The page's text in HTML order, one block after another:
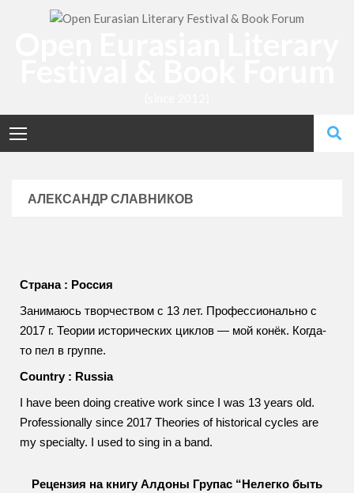
АЛЕКСАНДР СЛАВНИКОВ
Страна : Россия
Занимаюсь творчеством с 13 лет. Профессионально с
2017 г. Теории исторических циклов — мой конёк. Когда-
то пел в группе.
Country : Russia
I have been doing creative work since I was 13 years old.
Professionally since 2017 Theories of historical cycles are
my specialty. I used to sing in a band.
Рецензия на книгу Алдоны Групас “Нелегко быть